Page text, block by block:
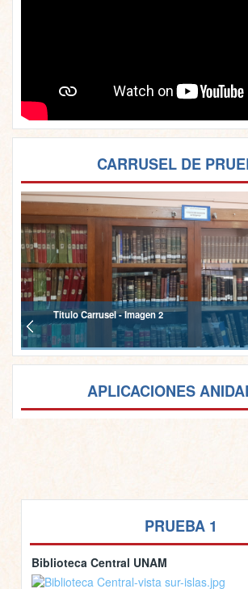
CARRUSEL DE
Titulo Carrusel - Imagen 2
APLICACIONES
PRUEBA 1
Biblioteca Central UNAM